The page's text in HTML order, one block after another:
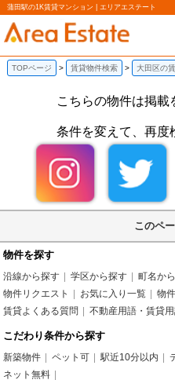
蒲田駅の1K賃貸マンション | エリアエステート
TOPページ 賃貸物件検索 大田区の
こちらの物件は掲載
条件を変えて、再度
このペ
物件を探す
沿線から探す 学区から探す 町名か
物件リクエスト
お気に入り一覧 物
賃貸よくある質問
不動産用語・賃貸
こだわり条件から探す
新築物件 ペット可 駅近10分以内
ネット無料